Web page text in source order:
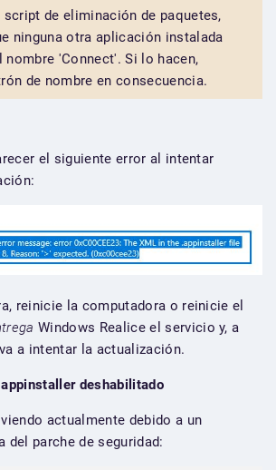
de eliminación de paquetes,
ninguna otra aplicación instalada
'Connect'. Si lo hacen,
de nombre en consecuencia.
el siguiente error al intentar
reinicie la computadora o reinicie el
Windows Realice el servicio y, a
a intentar la actualización.
deshabilitado
actualmente debido a un
del parche de seguridad: